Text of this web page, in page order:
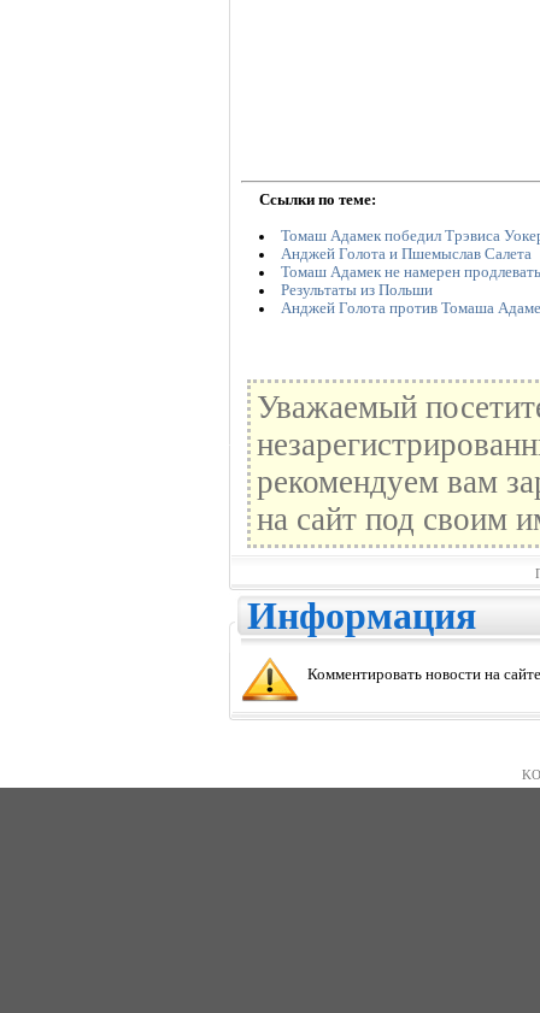
Ссылки по теме:
Томаш Адамек победил Трэвиса
Анджей Голота и Пшемыслав Салета
Томаш Адамек не намерен
Результаты из Польши
Анджей Голота против Томаша
Уважаемый
рекомендуем вам
на сайт под своим
Информация
Комментировать новости на